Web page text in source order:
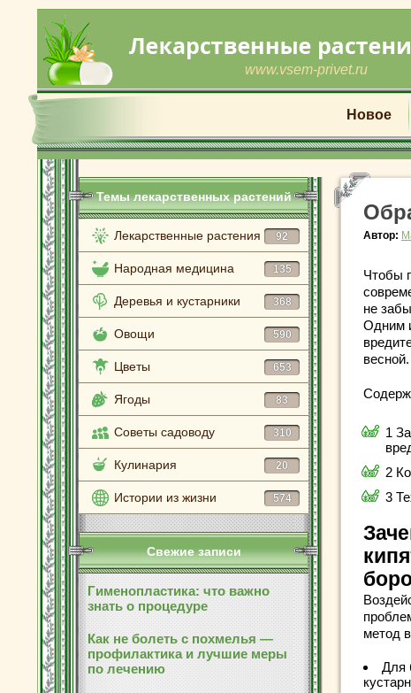
www.vsem-privet.ru
Новое
Темы лекарственных растений
Лекарственные растения 92
Народная медицина 135
Деревья и кустарники 368
Овощи 590
Цветы 653
Ягоды 83
Советы садоводу 310
Кулинария 20
Истории из жизни 574
Свежие записи
Гименопластика: что важно
знать о процедуре
Как не болеть с похмелья —
профилактика и лучшие меры
по лечению
Автор:
Чтобы
не
Одним
весной.
1
2
3
метод
Для